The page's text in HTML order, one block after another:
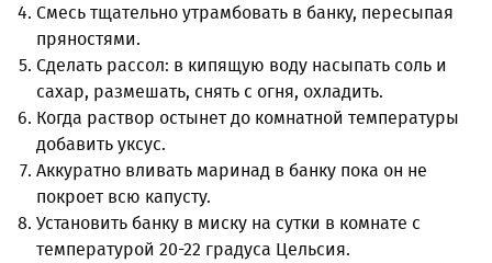
Смесь тщательно утрамбовать в банку, пересыпая
пряностями.
Сделать рассол: в кипящую воду насыпать соль и
сахар, размешать, снять с огня, охладить.
Когда раствор остынет до комнатной температуры
добавить уксус.
Аккуратно вливать маринад в банку пока он не
покроет всю капусту.
Установить банку в миску на сутки в комнате с
температурой 20-22 градуса Цельсия.